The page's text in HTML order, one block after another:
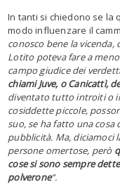
In tanti si chiedono se la
modo influenzare il
conosco bene la vicenda,
Lotito poteva fare a
campo giudice dei
chiami Juve, o Canicattì,
diventato tutto introiti o
cosiddette piccole,
suo, se ha fatto una cosa
pubblicità. Ma, diciamoci
persone omertose, però
cose si sono sempre
polverone“.